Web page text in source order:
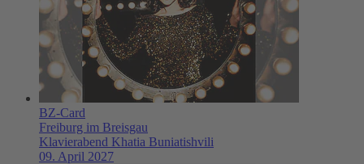
BZ-Card
Freiburg im Breisgau
Klavierabend Khatia Buniatishvili
09. April 2027